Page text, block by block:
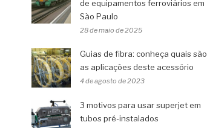
de equipamentos ferroviários em
São Paulo
28 de maio de 2025
Guias de fibra: conheça quais são
as aplicações deste acessório
4 de agosto de 2023
3 motivos para usar superjet em
tubos pré-instalados